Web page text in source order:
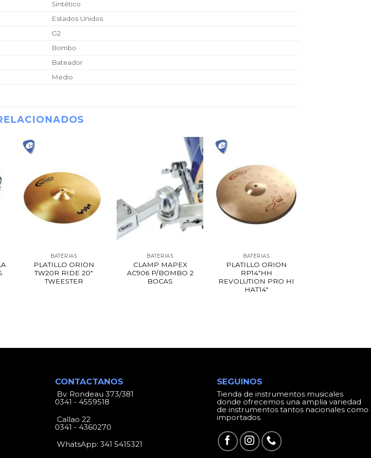
Sintético
Estados Unidos
G2
Bombo
Bateador
Medio
BATERÍAS
PLATILLO ORION
TW20R RIDE 20″
TWEESTER
BATERÍAS
CLAMP MAPEX
AC906 P/BOMBO 2
BOCAS
BATERÍAS
PLATILLO ORION
RP14″HH
REVOLUTION PRO HI
HAT14″
CONTACTANOS
Bv. Rondeau 373/381
0341 - 4559518
Callao 22
0341 - 4360270
WhatsApp:341 5415321
SEGUINOS
Tienda de instrumentos musicales
donde ofrecemos una amplia variedad
de instrumentos tantos nacionales como
importados.